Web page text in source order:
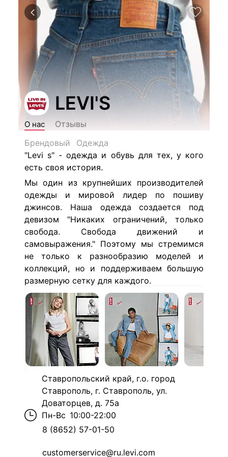
LEVI'S
О нас
Отзывы
Брендовый
Одежда
"Levi s" - одежда и обувь для тех, у кого
есть своя история.
Мы один из крупнейших производителей
одежды и мировой лидер по пошиву
джинсов. Наша одежда создается под
девизом "Никаких ограничений, только
свобода. Свобода движений и
самовыражения." Поэтому мы стремимся
не только к разнообразию моделей и
коллекций, но и поддерживаем большую
размерную сетку для каждого.
Ставропольский край, г.о. город
Ставрополь, г. Ставрополь, ул.
Доваторцев, д. 75а
Пн-Вс 10:00-22:00
8 (8652) 57-01-50
customerservice@ru.levi.com